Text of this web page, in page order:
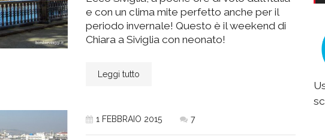
e con un clima mite perfetto anche per il
periodo invernale! Questo è il weekend di
Chiara a Siviglia con neonato!
Leggi tutto
1 FEBBRAIO 2015 7